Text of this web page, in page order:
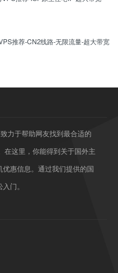
推荐-CN2线路-无限流量-超大带宽
力于帮助网友找到最合适的
在这里，你能得到关于国外主
惠信息。通过我们提供的国
门。